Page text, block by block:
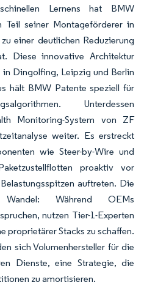
Lernens hat BMW
Teil seiner Montageförderer in
einer deutlichen Reduzierung
Diese innovative Architektur
Dingolfing, Leipzig und Berlin
hält BMW Patente speziell für
Unterdessen
Monitoring-System von ZF
weiter. Es erstreckt
wie Steer-by-Wire und
proaktiv vor
auftreten. Die
Während OEMs
nutzen Tier-1-Experten
proprietärer Stacks zu schaffen.
sich Volumenhersteller für die
Dienste, eine Strategie, die
zu amortisieren.